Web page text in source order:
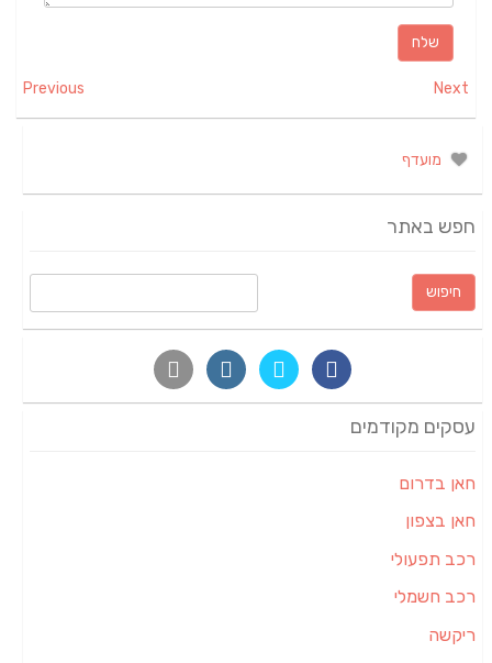
Previous Next
מועדף
חפש באתר
חיפוש:
עסקים מקודמים
חאן בדרום
חאן בצפון
רכב תפעולי
רכב חשמלי
ריקשה